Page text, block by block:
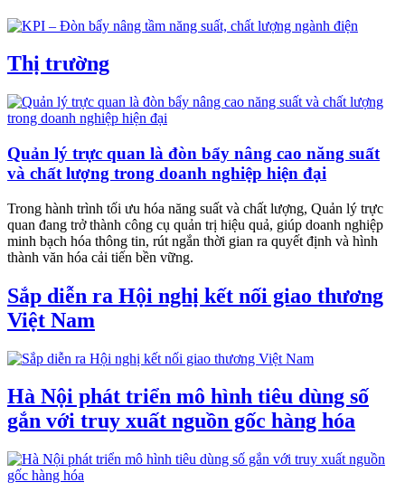
Thị trường
Quản lý trực quan là đòn bẩy nâng cao năng suất
và chất lượng trong doanh nghiệp hiện đại
Trong hành trình tối ưu hóa năng suất và chất lượng, Quản lý trực
quan đang trở thành công cụ quản trị hiệu quả, giúp doanh nghiệp
minh bạch hóa thông tin, rút ngắn thời gian ra quyết định và hình
thành văn hóa cải tiến bền vững.
Sắp diễn ra Hội nghị kết nối giao thương
Việt Nam
Hà Nội phát triển mô hình tiêu dùng số
gắn với truy xuất nguồn gốc hàng hóa